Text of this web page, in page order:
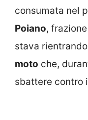
consumata nel
Poiano,
stava
moto che,
sbattere contro